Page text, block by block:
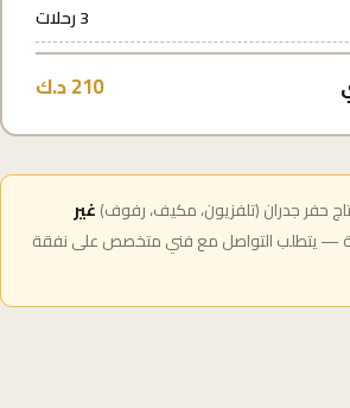
3 رحلات
210 د.ك
حفر جدران (تلفزيون، مكيف، رفوف)غير
— يتطلب التواصل مع فني متخصص على نفقة